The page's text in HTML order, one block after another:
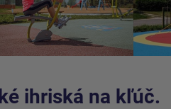
ihriská na kľúč.